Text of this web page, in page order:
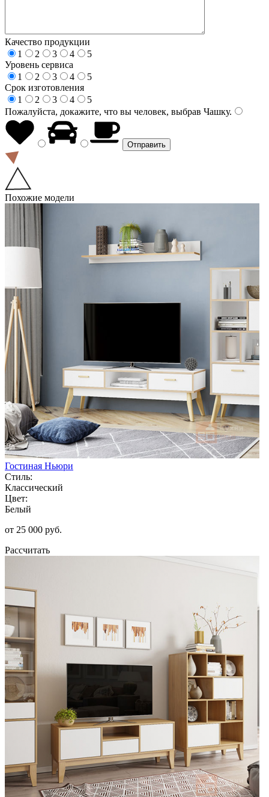
Качество продукции
1
2 3 4
5
Уровень сервиса
1
2 3 4
5
Срок изготовления
1
2 3 4
5
Пожалуйста, докажите, что вы человек, выбрав Чашку.
Похожие модели
Гостиная Ньюри
Стиль:
Классический
Цвет:
Белый
от 25 000 руб.
Рассчитать